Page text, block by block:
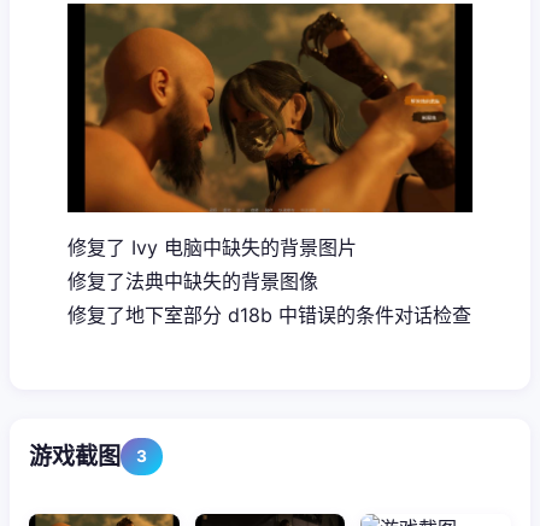
修复了 Ivy 电脑中缺失的背景图片
修复了法典中缺失的背景图像
修复了地下室部分 d18b 中错误的条件对话检查
游戏截图 3